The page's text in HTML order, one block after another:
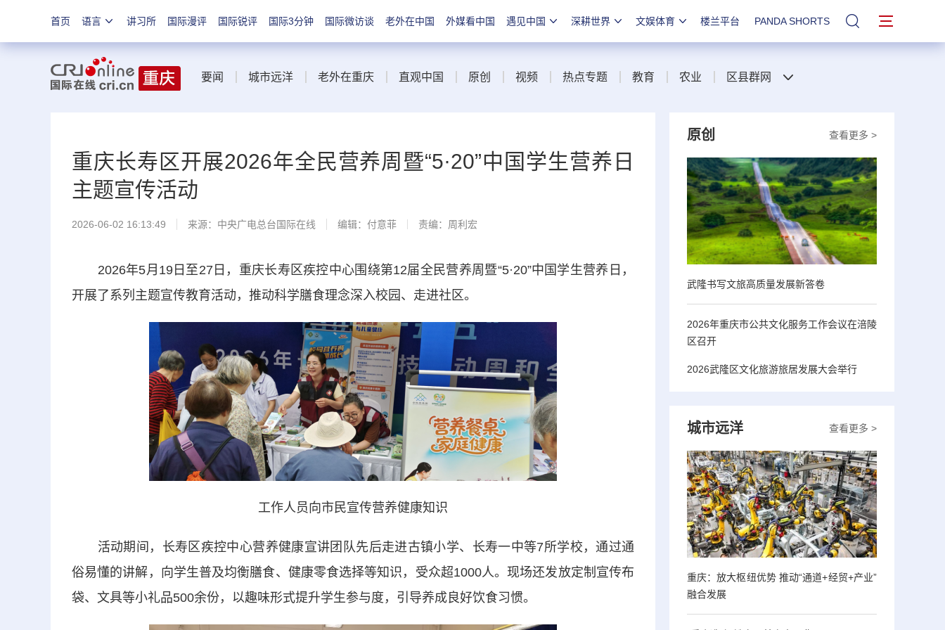
首页 语言 讲习所 国际漫评 国际锐评 国际3分钟 国际微访谈 老外在中国 外媒看中国 遇见中国 深耕世界 文娱体育 楼兰平台 PANDA SHORTS 站内搜索
要闻 城市远洋 老外在重庆 直观中国 原创 视频 热点专题 教育 农业 区县群网
重庆长寿区开展2026年全民营养周暨“5·20”中国学生营养日
主题宣传活动
2026-06-02 16:13:49 来源：中央广电总台国际在线 编辑：付意菲 责编：周利宏
2026年5月19日至27日，重庆长寿区疾控中心围绕第12届全民营养周暨“5·20”中国学生营养日，
开展了系列主题宣传教育活动，推动科学膳食理念深入校园、走进社区。
工作人员向市民宣传营养健康知识
活动期间，长寿区疾控中心营养健康宣讲团队先后走进古镇小学、长寿一中等7所学校，通过通
俗易懂的讲解，向学生普及均衡膳食、健康零食选择等知识，受众超1000人。现场还发放定制宣传布
袋、文具等小礼品500余份，以趣味形式提升学生参与度，引导养成良好饮食习惯。
查看更多 >
原创
武隆书写文旅高质量发展新答卷
2026年重庆市公共文化服务工作会议在涪陵
区召开
2026武隆区文化旅游旅居发展大会举行
查看更多 >
城市远洋
重庆：放大枢纽优势 推动“通道+经贸+产业”
融合发展